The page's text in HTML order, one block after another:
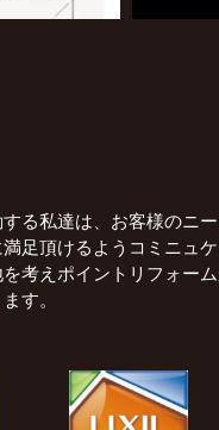
る私達は、お客様のニ
足頂けるようコミニュ
考えポイントリフォー
す。